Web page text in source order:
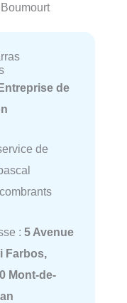
de
de
: 5 Avenue
Farbos,
Mont-de-